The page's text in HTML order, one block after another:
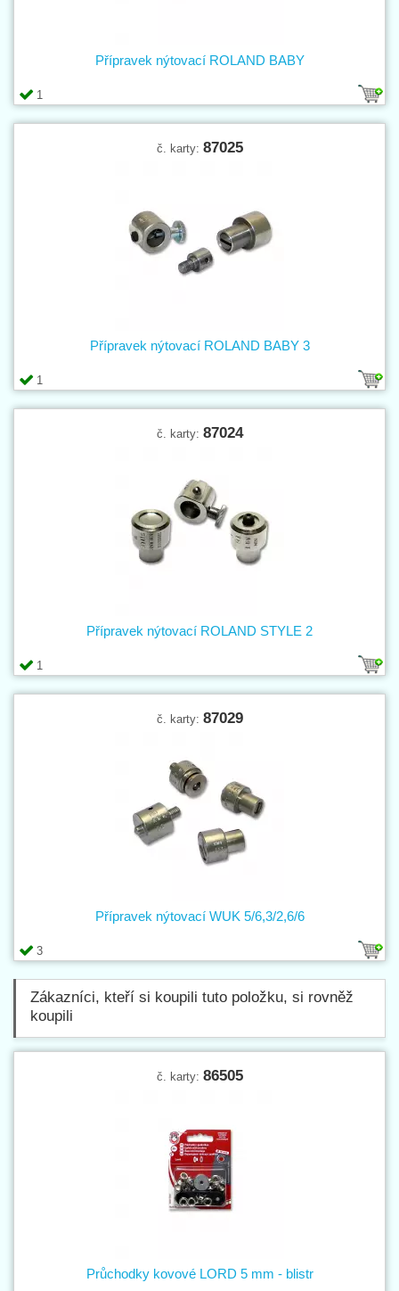
1
Přípravek nýtovací ROLAND BABY
č. karty: 87025
1
Přípravek nýtovací ROLAND BABY 3
č. karty: 87024
1
Přípravek nýtovací ROLAND STYLE 2
č. karty: 87029
3
Přípravek nýtovací WUK 5/6,3/2,6/6
Zákazníci, kteří si koupili tuto položku, si rovněž
koupili
č. karty: 86505
Průchodky kovové LORD 5 mm - blistr